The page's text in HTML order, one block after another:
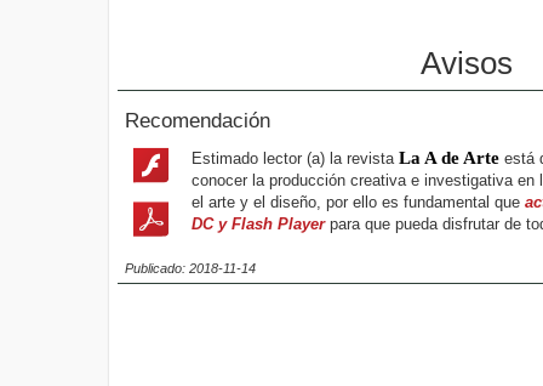
Avisos
Recomendación
Estimado lector (a) la revistaLa A de Arte está
conocer la producción creativa e investigativa
el arte y el diseño, por ello es fundamental que
DC y Flash Playerpara que pueda disfrutar de
Publicado: 2018-11-14